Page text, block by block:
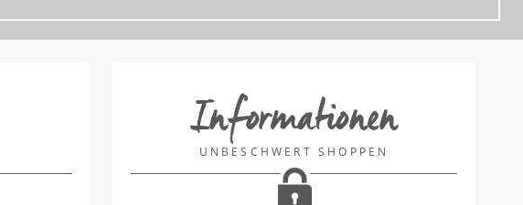
Informationen
UNBESCHWERT SHOPPEN